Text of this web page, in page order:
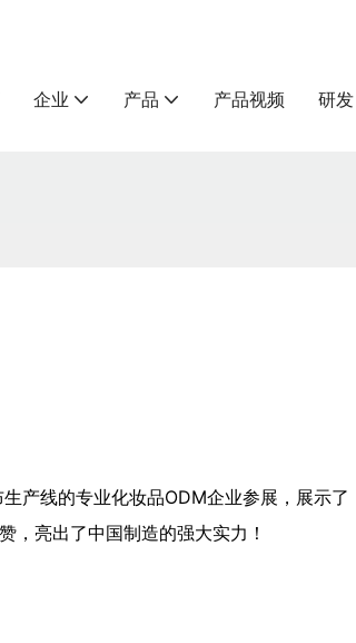
企业 产品 产品视频 研发
产线的专业化妆品ODM企业参展，展示了
，亮出了中国制造的强大实力！